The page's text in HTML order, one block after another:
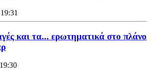
και τα... ερωτηματικά στο πλάνο